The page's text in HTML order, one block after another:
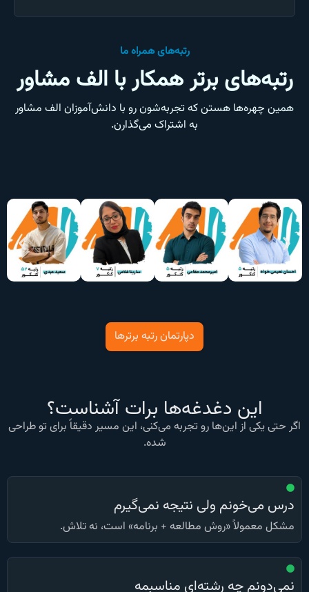
رتبه‌های همراه ما
رتبه‌های برتر همکار با الف مشاور
همین چهره‌ها هستن که تجربه‌شون رو با دانش‌آموزان الف مشاور
به اشتراک می‌گذارن.
دپارتمان رتبه برترها
این دغدغه‌ها برات آشناست؟
اگر حتی یکی از این‌ها رو تجربه می‌کنی، این مسیر دقیقاً برای تو طراحی
شده.
درس می‌خونم ولی نتیجه نمی‌گیرم
مشکل معمولاً «روش مطالعه + برنامه» است، نه تلاش.
نمی‌دونم چه رشته‌ای مناسبمه